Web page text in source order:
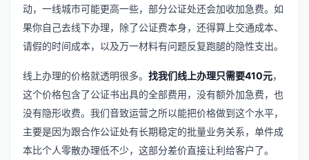
动，一线城市可能更高一些，部分公证处还会加收加急费。如
果你自己去线下办理，除了公证费本身，还得算上交通成本、
请假的时间成本，以及万一材料有问题反复跑腿的隐性支出。
线上办理的价格就透明很多。 找我们线上办理只需要410元，
这个价格包含了公证书出具的全部费用，没有额外加急费，也
没有隐形收费。我们音致运营之所以能把价格做到这个水平，
主要是因为跟合作公证处有长期稳定的批量业务关系，单件成
本比个人零散办理低不少，这部分差价直接让利给客户了。